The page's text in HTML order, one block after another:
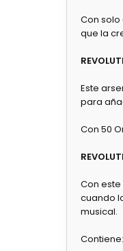
Con
que la
Este
para
Con 50
Con
cuando
musical.
Contiene: